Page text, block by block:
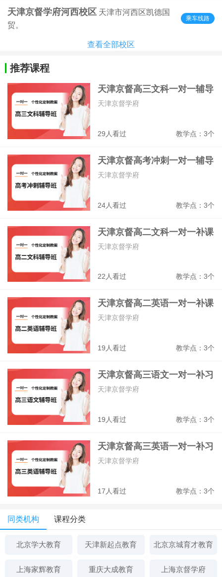
天津京督学府河西校区 天津市河西区凯德国
贸。
乘车线路
查看全部校区
推荐课程
天津京督高三文科一对一辅导
班
29人看过 教学点：3个
天津京督学府
天津京督高考冲刺一对一辅导
班
24人看过 教学点：3个
天津京督学府
天津京督高二文科一对一补课
班
22人看过 教学点：3个
天津京督学府
天津京督高二英语一对一补课
班
19人看过 教学点：3个
天津京督学府
天津京督高三语文一对一补习
班
19人看过 教学点：3个
天津京督学府
天津京督高三英语一对一补习
班
17人看过 教学点：3个
天津京督学府
同类机构 课程分类
北京学大教育 天津新起点教育 北京京城育才教育
上海家辉教育 重庆大成教育 上海京督学府